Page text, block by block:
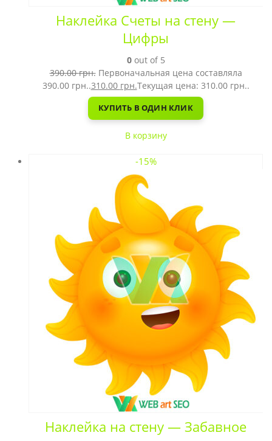
Наклейка Счеты на стену —
Цифры
0out of 5
390.00грн. Первоначальная цена составляла
390.00 грн..310.00 грн.Текущая цена: 310.00 грн..
КУПИТЬ В ОДИН КЛИК
В корзину
-15%
Наклейка на стену — Забавное